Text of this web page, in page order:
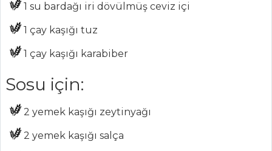
Izgara
Somonlu Tart
Balık Yemekleri
MASTERCHEF
En pratik
1 su bardağı iri dövülmüş ceviz içi
1 çay kaşığı tuz
1 çay kaşığı karabiber
Sosu için:
2 yemek kaşığı zeytinyağı
2 yemek kaşığı salça